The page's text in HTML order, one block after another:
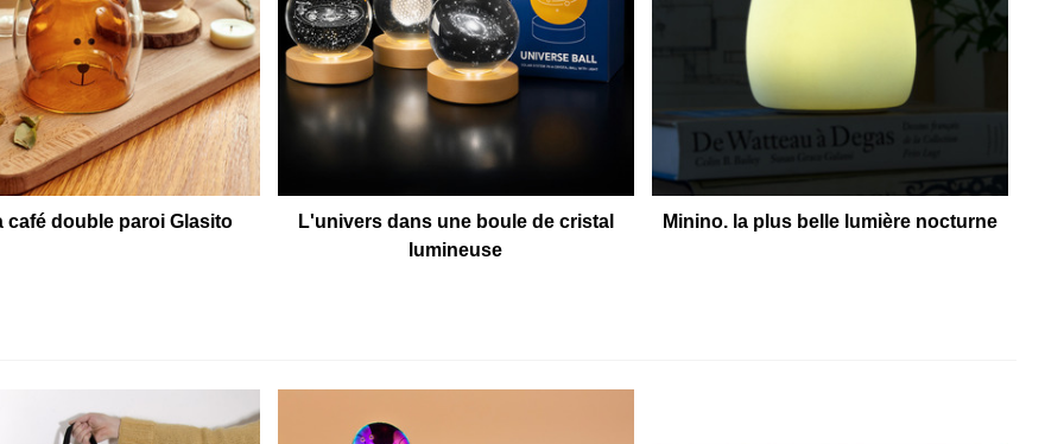
café double paroi Glasito
L'univers dans une boule de cristal
lumineuse
Minino. la plus belle lumière nocturne